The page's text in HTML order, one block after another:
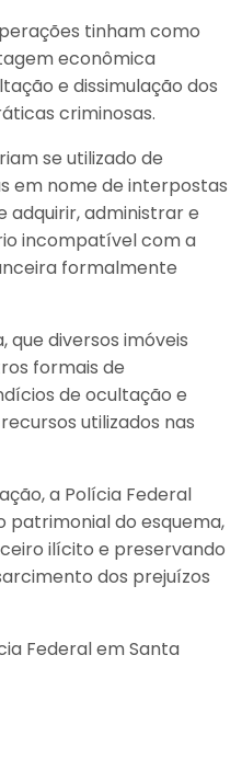
tinham como
econômica
e dissimulação dos
criminosas.
se utilizado de
em nome de interpostas
adquirir, administrar e
incompatível com a
formalmente
que diversos imóveis
formais de
de ocultação e
utilizados nas
a Polícia Federal
do esquema,
ilícito e preservando
dos prejuízos
Federal em Santa